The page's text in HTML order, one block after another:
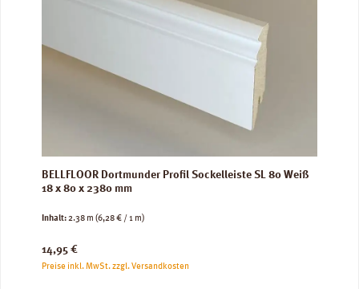
BELLFLOOR Dortmunder Profil Sockelleiste SL 80 Weiß
18 x 80 x 2380 mm
Inhalt:2.38 m (6,28 € / 1 m)
Regulärer Preis:
14,95 €
Preise inkl. MwSt. zzgl. Versandkosten